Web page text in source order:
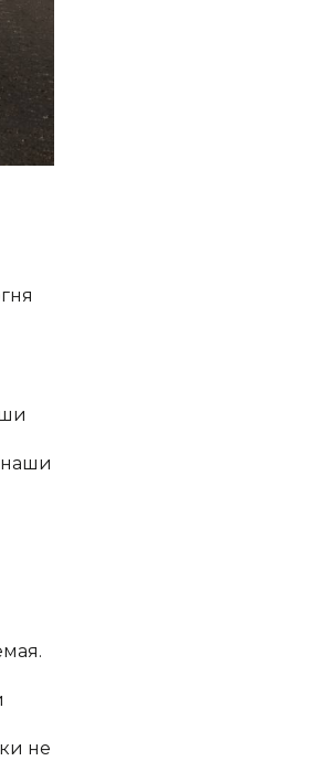
наши
не